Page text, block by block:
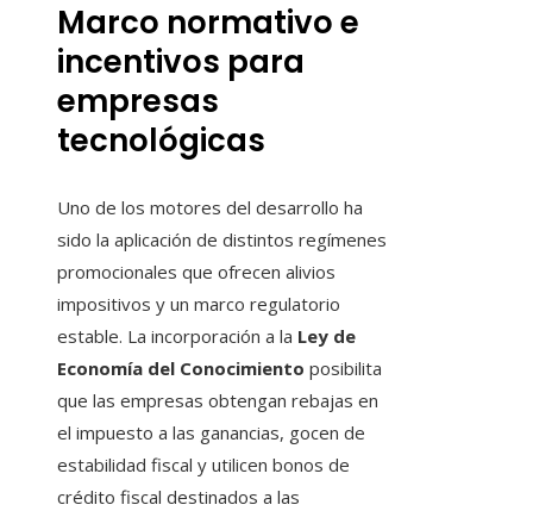
Marco normativo e
incentivos para
empresas
tecnológicas
Uno de los motores del desarrollo ha
sido la aplicación de distintos regímenes
promocionales que ofrecen alivios
impositivos y un marco regulatorio
estable. La incorporación a la Ley de
Economía del Conocimiento posibilita
que las empresas obtengan rebajas en
el impuesto a las ganancias, gocen de
estabilidad fiscal y utilicen bonos de
crédito fiscal destinados a las